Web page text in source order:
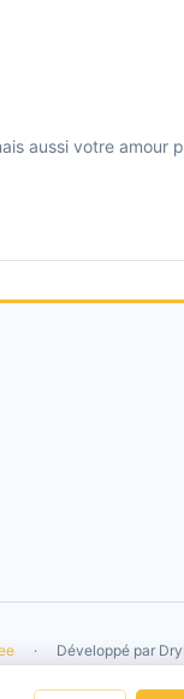
aussi votre amour
· Développé par